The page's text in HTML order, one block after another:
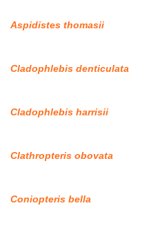
Aspidistes thomasii
Cladophlebis denticulata
Cladophlebis harrisii
Clathropteris obovata
Coniopteris bella